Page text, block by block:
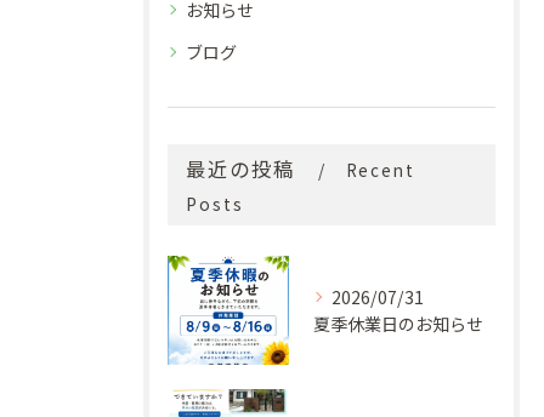
お知らせ
ブログ
最近の投稿
Recent
Posts
2026/07/31
夏季休業日のお知らせ